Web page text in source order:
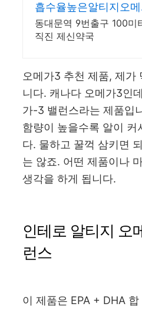
흡수율높은알티지오메
정품
동대문역 9번출구 100미
직진 제신약국
오메가3 추천 제품, 제가
니다. 캐나다 오메가3인
가-3 밸런스라는 제품입
함량이 높을수록 알이 커
다. 물하고 꿀꺽 삼키면
는 않죠. 어떤 제품이나
생각을 하게 됩니다.
인테로 알티지 오
런스
이 제품은 EPA + DHA 합